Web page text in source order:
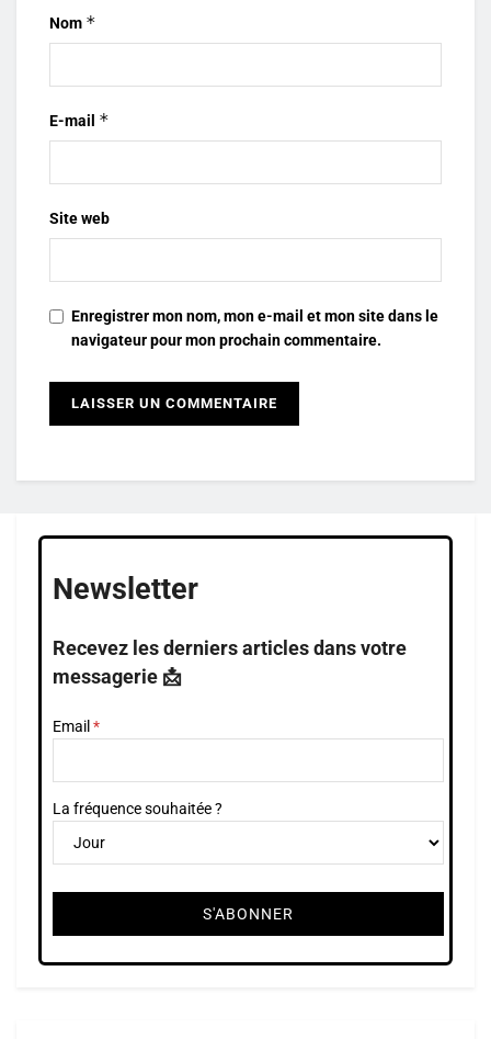
Nom *
E-mail *
Site web
Enregistrer mon nom, mon e-mail et mon site dans le
navigateur pour mon prochain commentaire.
Newsletter
Recevez les derniers articles dans votre
messagerie 📩
Email
La fréquence souhaitée ?